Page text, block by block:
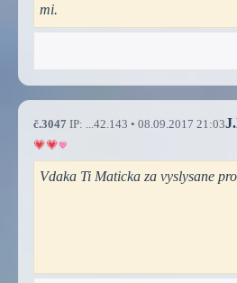
mi.
č.3047 IP: ...42.143 • 08.09.2017 21:03
Vdaka Ti Maticka za vyslysane